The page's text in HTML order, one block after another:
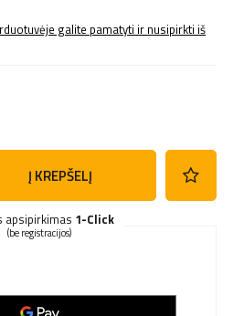
galite pamatyti ir nusipirkti iš
Į KREPŠELĮ
apsipirkimas 1-Click
(be registracijos)